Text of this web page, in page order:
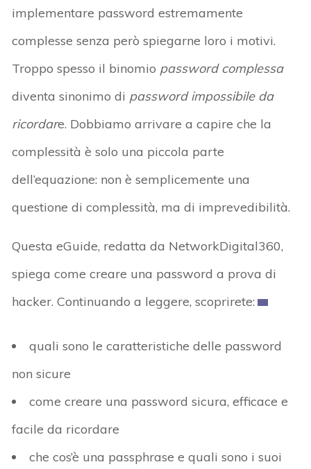
implementare password estremamente
complesse senza però spiegarne loro i motivi.
Troppo spesso il binomio password complessa
diventa sinonimo di password impossibile da
ricordare. Dobbiamo arrivare a capire che la
complessità è solo una piccola parte
dell’equazione: non è semplicemente una
questione di complessità, ma di imprevedibilità.
Questa eGuide, redatta da NetworkDigital360,
spiega come creare una password a prova di
hacker. Continuando a leggere, scoprirete:
quali sono le caratteristiche delle password
non sicure
come creare una password sicura, efficace e
facile da ricordare
che cos’è una passphrase e quali sono i suoi